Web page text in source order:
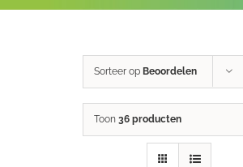
Sorteer op Beoordelen
Toon 36 producten